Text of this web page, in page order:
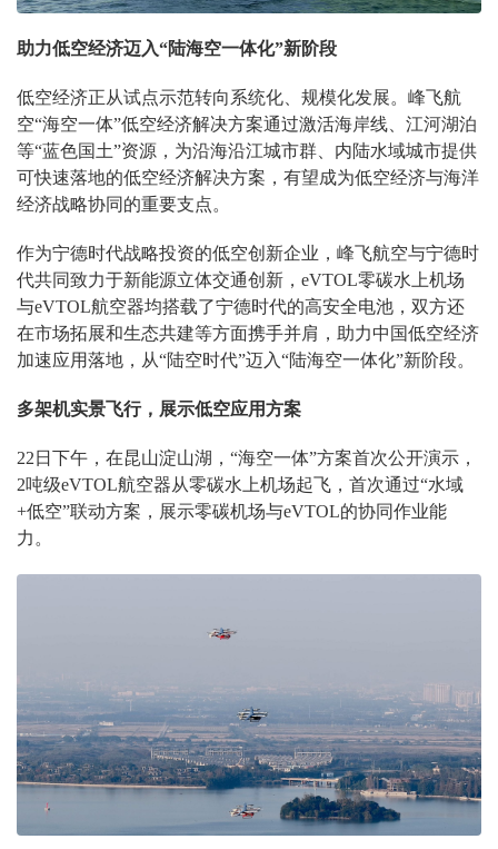
助力低空经济迈入“陆海空一体化”新阶段
低空经济正从试点示范转向系统化、规模化发展。峰飞航
空“海空一体”低空经济解决方案通过激活海岸线、江河湖泊
等“蓝色国土”资源，为沿海沿江城市群、内陆水域城市提供
可快速落地的低空经济解决方案，有望成为低空经济与海洋
经济战略协同的重要支点。
作为宁德时代战略投资的低空创新企业，峰飞航空与宁德时
代共同致力于新能源立体交通创新，eVTOL零碳水上机场
与eVTOL航空器均搭载了宁德时代的高安全电池，双方还
在市场拓展和生态共建等方面携手并肩，助力中国低空经济
加速应用落地，从“陆空时代”迈入“陆海空一体化”新阶段。
多架机实景飞行，展示低空应用方案
22日下午，在昆山淀山湖，“海空一体”方案首次公开演示，
2吨级eVTOL航空器从零碳水上机场起飞，首次通过“水域
+低空”联动方案，展示零碳机场与eVTOL的协同作业能
力。